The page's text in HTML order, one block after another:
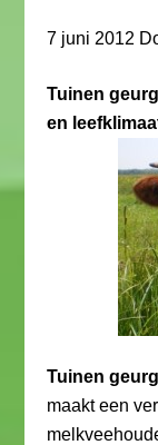
7 juni 2012
Tuinen
en
Tuinen
maakt een